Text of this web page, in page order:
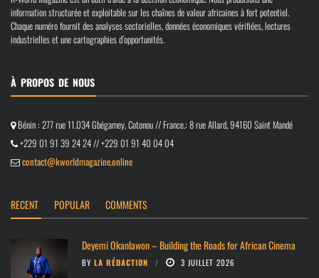
information structurée et exploitable sur les chaînes de valeur africaines à fort potentiel.
Chaque numéro fournit des analyses sectorielles, données économiques vérifiées, lectures
industrielles et une cartographies d’opportunités.
À PROPOS DE NOUS
Bénin : 277 rue 11.034 Gbégamey, Cotonou // France.: 8 rue Allard, 94160 Saint Mandé
+229 01 91 39 24 24 // +229 01 91 40 04 04
contact@kworldmagazine.online
RECENT POPULAR COMMENTS
Deyemi Okanlawon – Building the Roads for African Cinema
BY LA RÉDACTION 3 JUILLET 2026